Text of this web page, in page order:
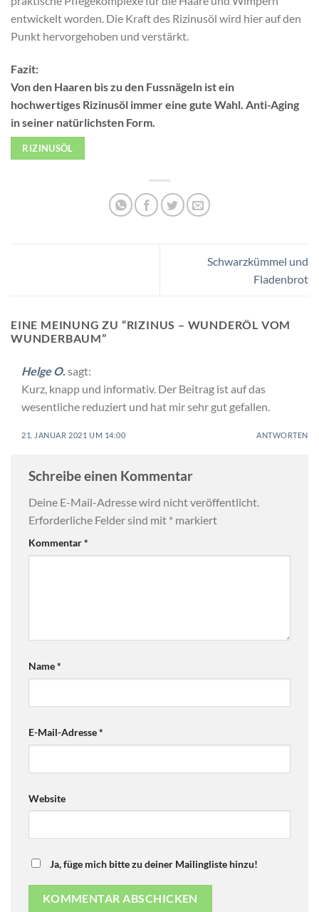
entwickelt worden. Die Kraft des Rizinusöl wird hier auf den
Punkt hervorgehoben und verstärkt.
Fazit:
Von den Haaren bis zu den Fussnägeln ist ein
hochwertiges Rizinusöl immer eine gute Wahl. Anti-Aging
in seiner natürlichsten Form.
RIZINUSÖL
Schwarzkümmel und
Fladenbrot
EINE MEINUNG ZU “RIZINUS – WUNDERÖL VOM
WUNDERBAUM”
Helge O.sagt:
Kurz, knapp und informativ. Der Beitrag ist auf das
wesentliche reduziert und hat mir sehr gut gefallen.
21. JANUAR 2021 UM 14:00 ANTWORTEN
Schreibe einen Kommentar
Deine E-Mail-Adresse wird nicht veröffentlicht.
Erforderliche Felder sind mit * markiert
Kommentar*
Name*
E-Mail-Adresse*
Website
Ja, füge mich bitte zu deiner Mailingliste hinzu!